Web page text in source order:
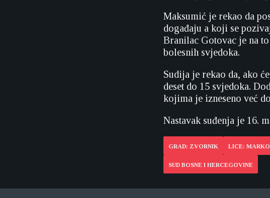
Maksumić je rekao da
događaju a koji se
Branilac Gotovac je na
bolesnih svjedoka.
Sudija je rekao da, ako
deset do 15 svjedoka.
kojima je izneseno već
Nastavak suđenja je 16.
GRAD: ZVORNIK LICE:
SUD BOSNE I HERCEGOVINE